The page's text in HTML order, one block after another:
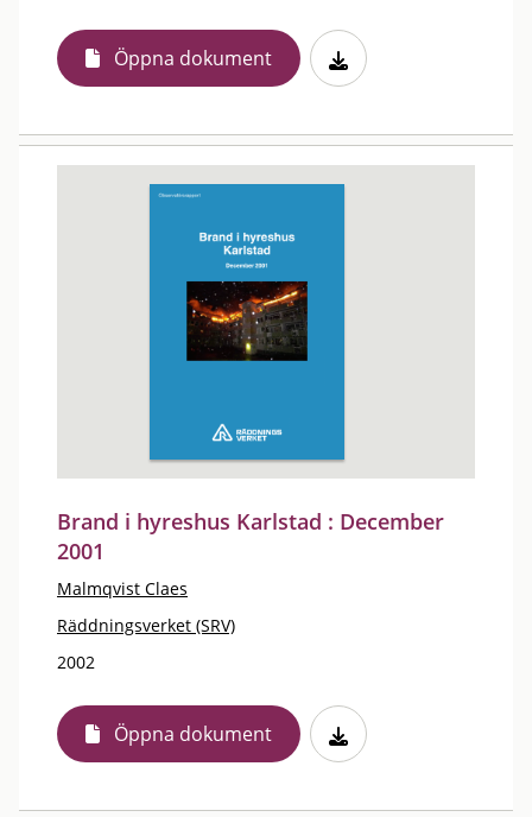
Öppna dokument
Brand i hyreshus Karlstad : December
2001
Malmqvist Claes
Räddningsverket (SRV)
2002
Öppna dokument